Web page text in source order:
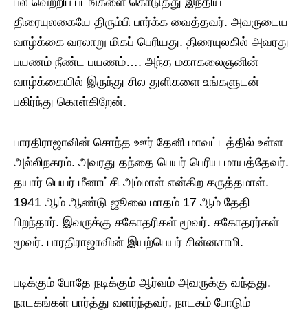
திரையுலகையே திரும்பி பார்க்க வைத்தவர். அவருடைய
வாழ்க்கை வரலாறு மிகப் பெரியது. திரையுலகில் அவரது
பயணம் நீண்ட பயணம்…. அந்த மகாகலைஞனின்
வாழ்க்கையில் இருந்து சில துளிகளை உங்களுடன்
பகிர்ந்து கொள்கிறேன்.
பாரதிராஜாவின் சொந்த ஊர் தேனி மாவட்டத்தில் உள்ள
அல்லிநகரம். அவரது தந்தை பெயர் பெரிய மாயத்தேவர்.
தயார் பெயர் மீனாட்சி அம்மாள் என்கிற கருத்தமாள்.
1941 ஆம் ஆண்டு ஜூலை மாதம் 17 ஆம் தேதி
பிறந்தார். இவருக்கு சகோதரிகள் மூவர். சகோதரர்கள்
மூவர். பாரதிராஜாவின் இயற்பெயர் சின்னசாமி.
படிக்கும் போதே நடிக்கும் ஆர்வம் அவருக்கு வந்தது.
நாடகங்கள் பார்த்து வளர்ந்தவர், நாடகம் போடும்